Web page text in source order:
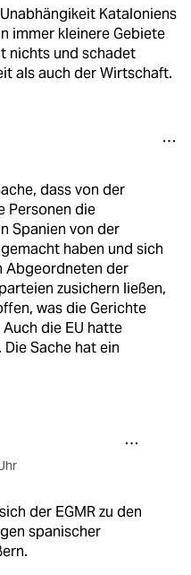
Kataloniens
immer kleinere Gebiete
nichts und schadet
als auch der Wirtschaft.
dass von der
Personen die
Spanien von der
haben und sich
Abgeordneten der
zusichern ließen,
was die Gerichte
die EU hatte
Sache hat ein
der EGMR zu den
spanischer